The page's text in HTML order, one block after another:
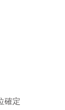
確定